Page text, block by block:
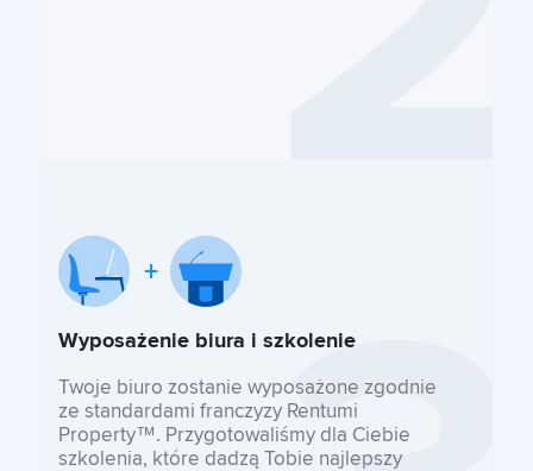
Wyposażenie biura i szkolenie
Twoje biuro zostanie wyposażone zgodnie
ze standardami franczyzy Rentumi
Property™. Przygotowaliśmy dla Ciebie
szkolenia, które dadzą Tobie najlepszy